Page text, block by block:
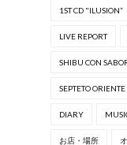
1ST CD "ILUSION”
LIVE REPORT
SHIBU CON
SEPTETO ORIENTE
DIARY
お店・場所